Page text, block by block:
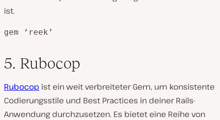
ist.
gem ‘reek’
5. Rubocop
Rubocop ist ein weit verbreiteter Gem, um konsistente
Codierungsstile und Best Practices in deiner Rails-
Anwendung durchzusetzen. Es bietet eine Reihe von